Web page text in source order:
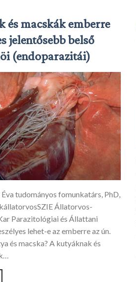
és macskák emberre
jelentősebb belső
(endoparazitái)
tudományos fomunkatárs, PhD,
Állatorvos-
Parazitológiai és Állattani
lehet-e az emberre az ún.
és macska? A kutyáknak és